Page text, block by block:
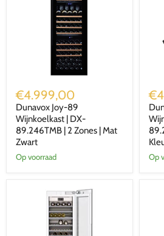
Joy-
89
Wijnkoelkast
DX-
89.246TMB
2
€4.999,00
Dunavox Joy-89
Wijnkoelkast | DX-
89.246TMB | 2 Zones | Mat
Zwart
Op voorraad
Joy-
89
DX-
2